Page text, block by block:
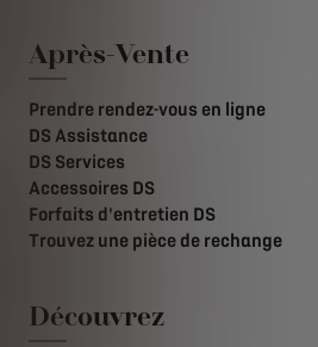
Après-Vente
Prendre rendez-vous en ligne
DS Assistance
DS Services
Accessoires DS
Forfaits d'entretien DS
Trouvez une pièce de rechange
Découvrez